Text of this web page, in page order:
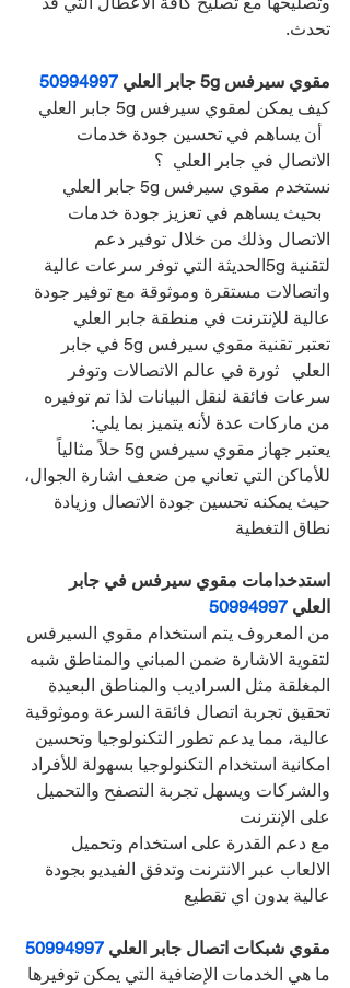
تحدث.
مقوي سيرفس 5g جابر العلي
50994997
كيف يمكن لمقوي سيرفس 5g جابر العلي
أن يساهم في تحسين جودة خدمات
الاتصال في جابر العلي  ؟
نستخدم مقوي سيرفس 5g جابر العلي
بحيث يساهم في تعزيز جودة خدمات
الاتصال وذلك من خلال توفير دعم
لتقنية 5gالحديثة التي توفر سرعات عالية
واتصالات مستقرة وموثوقة مع توفير جودة
عالية للإنترنت في منطقة جابر العلي
تعتبر تقنية مقوي سيرفس 5g في جابر
العلي   ثورة في عالم الاتصالات وتوفر
سرعات فائقة لنقل البيانات لذا تم توفيره
من ماركات عدة لأنه يتميز بما يلي:
يعتبر جهاز مقوي سيرفس 5g حلاً مثالياً
للأماكن التي تعاني من ضعف اشارة الجوال،
حيث يمكنه تحسين جودة الاتصال وزيادة
نطاق التغطية
استدخدامات مقوي سيرفس في جابر
العلي 50994997
من المعروف يتم استخدام مقوي السيرفس
لتقوية الاشارة ضمن المباني والمناطق شبه
المغلقة مثل السراديب والمناطق البعيدة
تحقيق تجربة اتصال فائقة السرعة وموثوقية
عالية، مما يدعم تطور التكنولوجيا وتحسين
امكانية استخدام التكنولوجيا بسهولة للأفراد
والشركات ويسهل تجربة التصفح والتحميل
على الإنترنت
مع دعم القدرة على استخدام وتحميل
الالعاب عبر الانترنت وتدفق الفيديو بجودة
عالية بدون اي تقطيع
مقوي شبكات اتصال جابر العلي 50994997
ما هي الخدمات الإضافية التي يمكن توفيرها